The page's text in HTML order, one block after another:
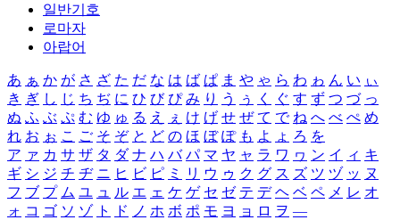
일반기호
로마자
아랍어
あ ぁ か が さ ざ た だ な は ば ぱ ま や ゃ ら わ ゎ ん い ぃ
き ぎ し じ ち ぢ に ひ び ぴ み り う ぅ く ぐ す ず つ づ っ
ぬ ふ ぶ ぷ む ゆ ゅ る え ぇ け げ せ ぜ て で ね へ べ ぺ め
れ お ぉ こ ご そ ぞ と ど の ほ ぼ ぽ も よ ょ ろ を
ア ァ カ サ ザ タ ダ ナ ハ バ パ マ ヤ ャ ラ ワ ヮ ン イ ィ キ
ギ シ ジ チ ヂ ニ ヒ ビ ピ ミ リ ウ ゥ ク グ ス ズ ツ ヅ ッ ヌ
フ ブ プ ム ユ ュ ル エ ェ ケ ゲ セ ゼ テ デ ヘ ベ ペ メ レ オ
ォ コ ゴ ソ ゾ ト ド ノ ホ ボ ポ モ ヨ ョ ロ ヲ ―